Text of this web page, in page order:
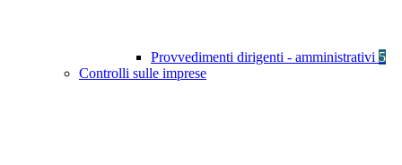
Provvedimenti dirigenti - amministrativi 5
Controlli sulle imprese